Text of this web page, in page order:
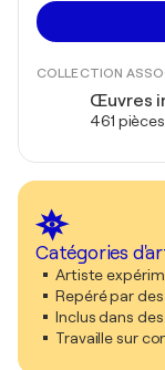
COLLECTION
Œuvres
461 pièces
Catégories
Artiste
Repéré par
Inclus dans
Travaille sur